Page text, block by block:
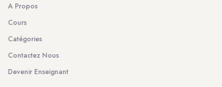
A Propos
Cours
Catégories
Contactez Nous
Devenir Enseignant